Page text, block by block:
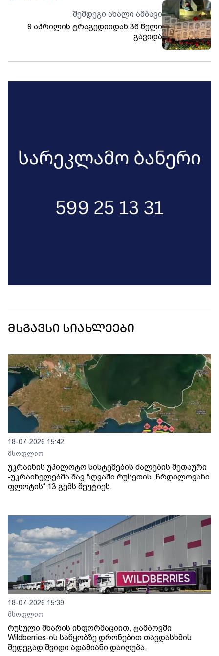
შემდეგი ახალი ამბავი
9 აპრილის ტრაგედიიდან 36 წელი
გავიდა
მსგავსი სიახლეები
18-07-2026 15:42
მსოფლიო
უკრაინის უპილოტო სისტემების ძალების მეთაური
-უკრაინელებმა შავ ზღვაში რუსეთის „ჩრდილოვანი
ფლოტის“ 13 გემს შეუტიეს.
18-07-2026 15:39
მსოფლიო
რუსული მხარის ინფორმაციით, ტამბოვში
Wildberries-ის საწყობზე დრონებით თავდასხმის
შედეგად შვიდი ადამიანი დაიღუპა.